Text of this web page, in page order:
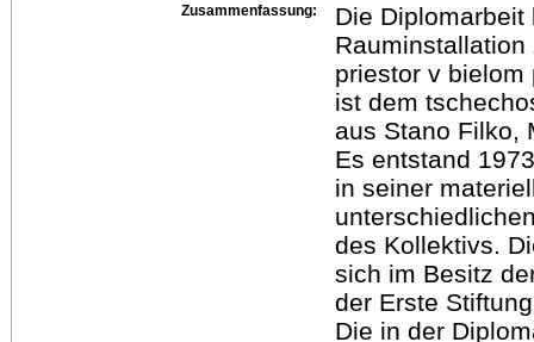
Zusammenfassung:
Die
Rauminstallation
priestor v bielom
ist dem
aus Stano Filko,
Es entstand
in seiner
des Kollektivs.
sich im Besitz
der Erste
Die in der